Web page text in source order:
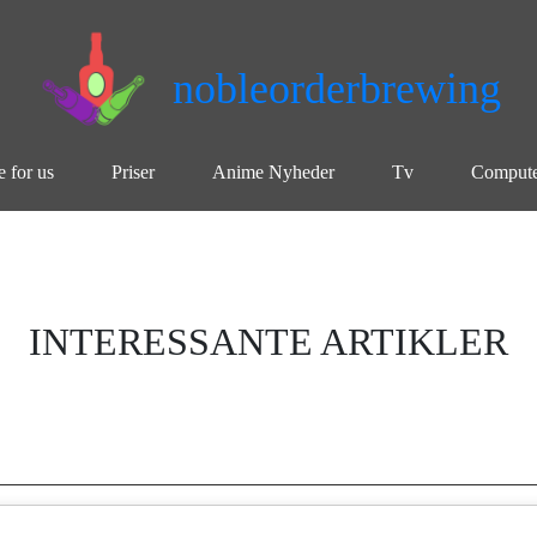
nobleorderbrewing
for us Priser Anime Nyheder Tv
INTERESSANTE ARTIKLER